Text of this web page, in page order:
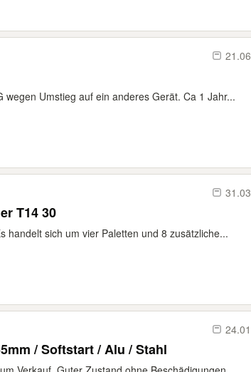
Umstieg auf ein anderes Gerät. Ca 1 Jahr...
T14 30
handelt sich um vier Paletten und 8 zusätzliche...
/ Softstart / Alu / Stahl